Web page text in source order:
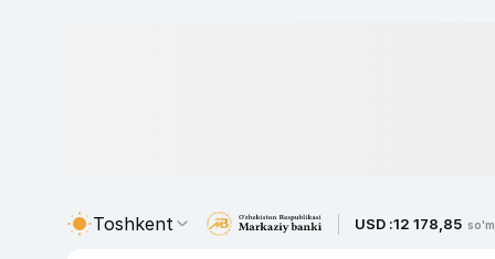
Toshkent USD :12 178,85 so'm